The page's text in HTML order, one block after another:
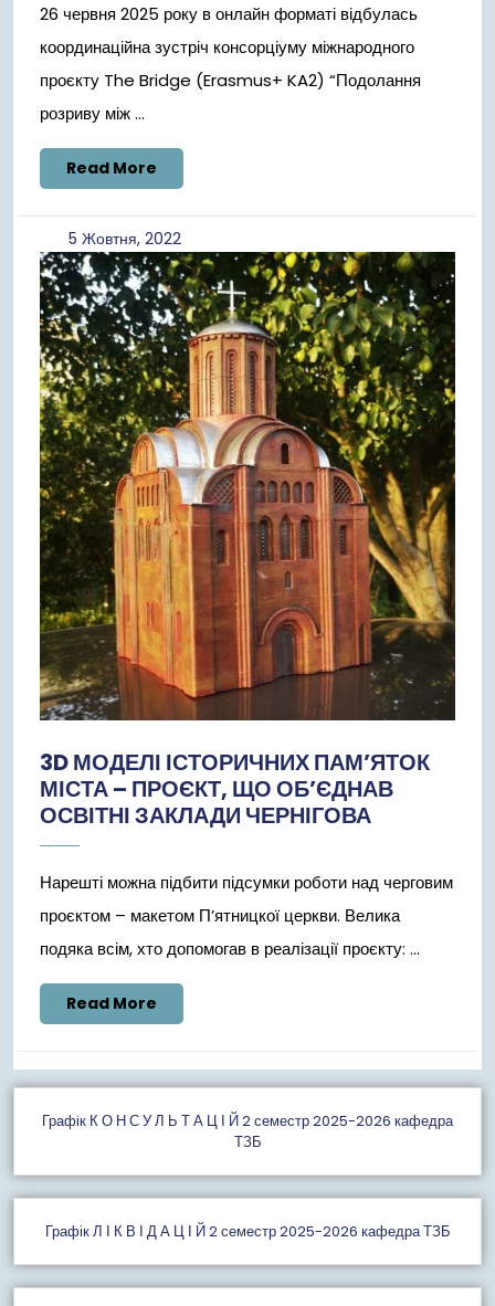
26 червня 2025 року в онлайн форматі відбулась
координаційна зустріч консорціуму міжнародного
проєкту The Bridge (Erasmus+ KA2) “Подолання
розриву між ...
Read More
More
5 Жовтня, 20225
Жовтня,
2022
3D МОДЕЛІ ІСТОРИЧНИХ ПАМ’ЯТОК
МІСТА – ПРОЄКТ, ЩО ОБ’ЄДНАВ
ОСВІТНІ ЗАКЛАДИ ЧЕРНІГОВА
Нарешті можна підбити підсумки роботи над черговим
проєктом – макетом П’ятницкої церкви. Велика
подяка всім, хто допомогав в реалізації проєкту: ...
Read More
More
Графiк К О Н С У Л Ь Т А Ц І Й 2 семестр 2025-2026 кафедра
ТЗБ
Графік Л І К В І Д А Ц І Й 2 семестр 2025-2026 кафедра ТЗБ